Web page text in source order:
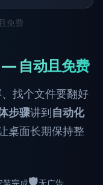
免费
自动且免费
找个文件要翻好
步骤讲到自动化
桌面长期保持整
装完成🛡️无广告